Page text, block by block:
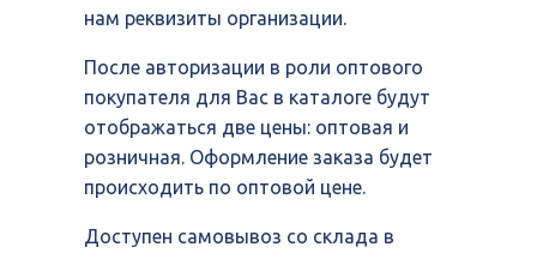
нам реквизиты организации.
После авторизации в роли оптового
покупателя для Вас в каталоге будут
отображаться две цены: оптовая и
розничная. Оформление заказа будет
происходить по оптовой цене.
Доступен самовывоз со склада в